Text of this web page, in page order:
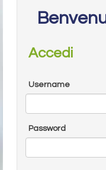
Accedi
Username
Password